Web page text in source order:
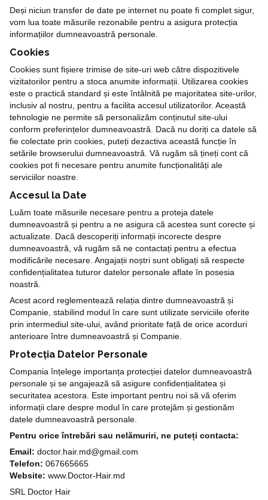
Deși niciun transfer de date pe internet nu poate fi complet sigur,
vom lua toate măsurile rezonabile pentru a asigura protecția
informațiilor dumneavoastră personale.
Cookies
Cookies sunt fișiere trimise de site-uri web către dispozitivele
vizitatorilor pentru a stoca anumite informații. Utilizarea cookies
este o practică standard și este întâlnită pe majoritatea site-urilor,
inclusiv al nostru, pentru a facilita accesul utilizatorilor. Această
tehnologie ne permite să personalizăm conținutul site-ului
conform preferințelor dumneavoastră. Dacă nu doriți ca datele să
fie colectate prin cookies, puteți dezactiva această funcție în
setările browserului dumneavoastră. Vă rugăm să țineți cont că
cookies pot fi necesare pentru anumite funcționalități ale
serviciilor noastre.
Accesul la Date
Luăm toate măsurile necesare pentru a proteja datele
dumneavoastră și pentru a ne asigura că acestea sunt corecte și
actualizate. Dacă descoperiți informații incorecte despre
dumneavoastră, vă rugăm să ne contactați pentru a efectua
modificările necesare. Angajații noștri sunt obligați să respecte
confidențialitatea tuturor datelor personale aflate în posesia
noastră.
Acest acord reglementează relația dintre dumneavoastră și
Companie, stabilind modul în care sunt utilizate serviciile oferite
prin intermediul site-ului, având prioritate față de orice acorduri
anterioare între dumneavoastră și Companie.
Protecția Datelor Personale
Compania înțelege importanța protecției datelor dumneavoastră
personale și se angajează să asigure confidențialitatea și
securitatea acestora. Este important pentru noi să vă oferim
informații clare despre modul în care protejăm și gestionăm
datele dumneavoastră personale.
Pentru orice întrebări sau nelămuriri, ne puteți contacta:
Email: doctor.hair.md@gmail.com
Telefon: 067665665
Website: www.Doctor-Hair.md
SRL Doctor Hair